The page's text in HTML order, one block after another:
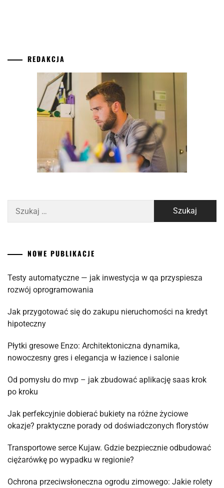
REDAKCJA
NOWE PUBLIKACJE
Testy automatyczne — jak inwestycja w qa przyspiesza
rozwój oprogramowania
Jak przygotować się do zakupu nieruchomości na kredyt
hipoteczny
Płytki gresowe Enzo: Architektoniczna dynamika,
nowoczesny gres i elegancja w łazience i salonie
Od pomysłu do mvp – jak zbudować aplikację saas krok
po kroku
Jak perfekcyjnie dobierać bukiety na różne życiowe
okazje? praktyczne porady od doświadczonych florystów
Transportowe serce Kujaw. Gdzie bezpiecznie odbudować
ciężarówkę po wypadku w regionie?
Ochrona przeciwsłoneczna ogrodu zimowego: Jakie rolety